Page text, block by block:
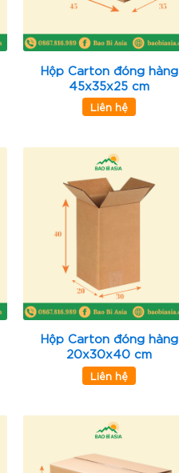
Hộp Carton đóng hàng
45x35x25 cm
Liên hệ
Hộp Carton đóng hàng
20x30x40 cm
Liên hệ